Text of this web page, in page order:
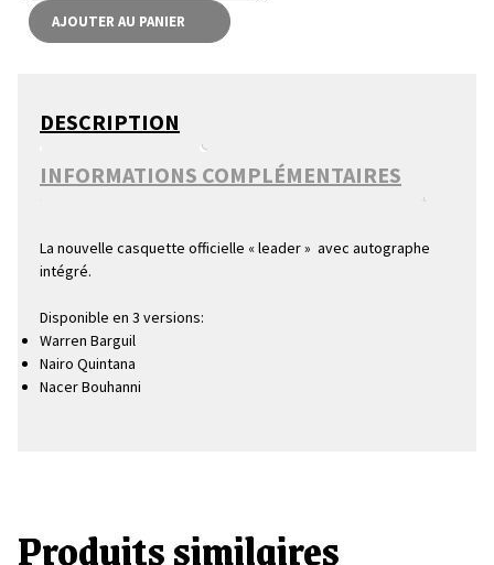
Casquette
Leader
AJOUTER AU PANIER
DESCRIPTION
INFORMATIONS COMPLÉMENTAIRES
La nouvelle casquette officielle « leader » avec autographe
intégré.
Disponible en 3 versions:
Warren Barguil
Nairo Quintana
Nacer Bouhanni
Produits similaires